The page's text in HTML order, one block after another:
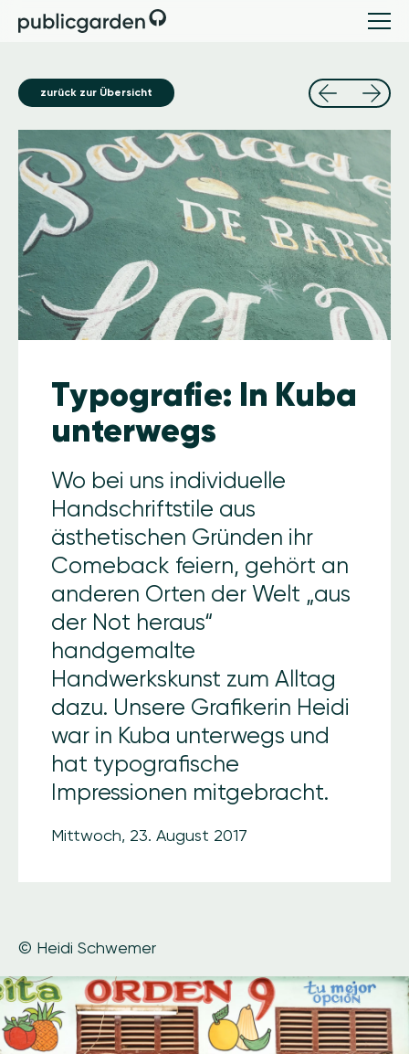
zurück zur Übersicht
Typografie: In Kuba
unterwegs
Wo bei uns individuelle
Handschriftstile aus
ästhetischen Gründen ihr
Comeback feiern, gehört an
anderen Orten der Welt „aus
der Not heraus“
handgemalte
Handwerkskunst zum Alltag
dazu. Unsere Grafikerin Heidi
war in Kuba unterwegs und
hat typografische
Impressionen mitgebracht.
Mittwoch, 23. August 2017
© Heidi Schwemer
Image